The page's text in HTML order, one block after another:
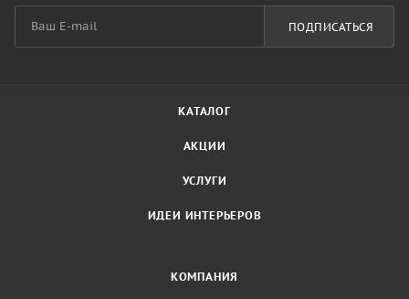
ПОДПИСАТЬСЯ
КАТАЛОГ
АКЦИИ
УСЛУГИ
ИДЕИ ИНТЕРЬЕРОВ
КОМПАНИЯ